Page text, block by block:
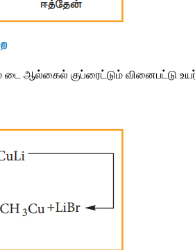
டை ஆல்கைல் குப்ரைட்டும் வினைபட்டு